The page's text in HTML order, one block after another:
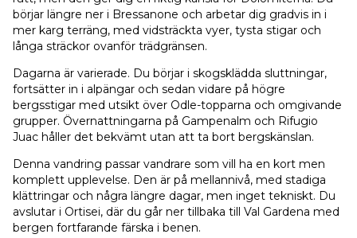
börjar längre ner i Bressanone och arbetar dig gradvis in i
mer karg terräng, med vidsträckta vyer, tysta stigar och
långa sträckor ovanför trädgränsen.
Dagarna är varierade. Du börjar i skogsklädda sluttningar,
fortsätter in i alpängar och sedan vidare på högre
bergsstigar med utsikt över Odle-topparna och omgivande
grupper. Övernattningarna på Gampenalm och Rifugio
Juac håller det bekvämt utan att ta bort bergskänslan.
Denna vandring passar vandrare som vill ha en kort men
komplett upplevelse. Den är på mellannivå, med stadiga
klättringar och några längre dagar, men inget tekniskt. Du
avslutar i Ortisei, där du går ner tillbaka till Val Gardena med
bergen fortfarande färska i benen.